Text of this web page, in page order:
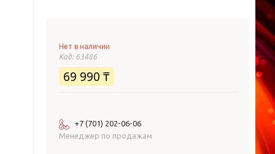
Нет в наличии
Код: 63486
69 990 ₸
+7 (701) 202-06-06
Менеджер по продажам